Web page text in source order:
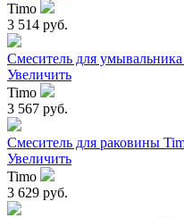
Timo
3 514 руб.
Смеситель для
Увеличить
Timo
3 567 руб.
Смеситель для раковины
Увеличить
Timo
3 629 руб.